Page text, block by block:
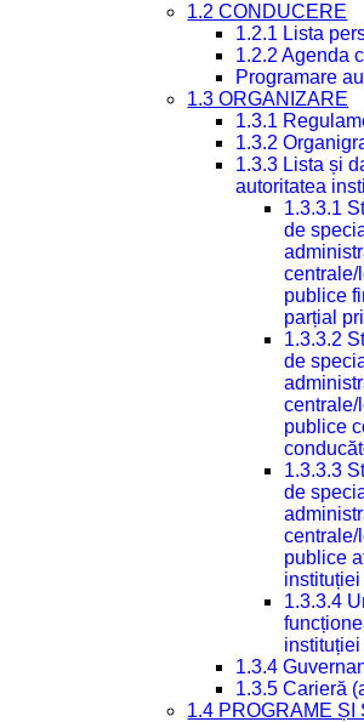
1.2 CONDUCERE
1.2.1 Lista
1.2.2 Agenda
Programare
1.3 ORGANIZARE
1.3.1
1.3.2
1.3.3 Lista și
autoritatea
1.3.3.1
de
publice
parțial
1.3.3.2
de
publice
1.3.3.3
de
publice
instituției
1.3.3.4
instituției
1.3.4
1.3.5 Carieră
1.4 PROGRAME ȘI